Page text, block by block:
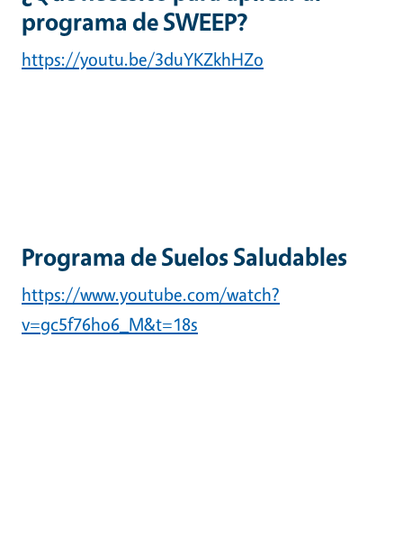
programa de SWEEP?
https://youtu.be/3duYKZkhHZo
Programa de Suelos Saludables
https://www.youtube.com/watch?
v=gc5f76ho6_M&t=18s